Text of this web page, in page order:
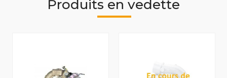
Produits en vedette